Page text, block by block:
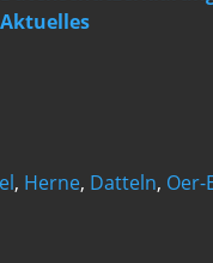
Aktuelles
, Herne, Datteln, Oer-